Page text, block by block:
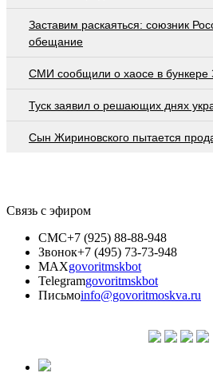
Заставим раскаяться: союзник
обещание
СМИ сообщили о хаосе в бункере
Туск заявил о решающих днях
Сын Жириновского пытается
Связь с эфиром
СМС+7 (925) 88-88-948
Звонок+7 (495) 73-73-948
MAXgovoritmskbot
Telegramgovoritmskbot
Письмоinfo@govoritmoskva.ru